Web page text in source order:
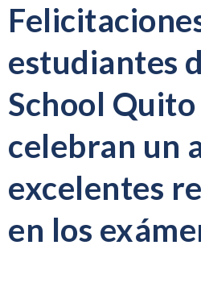
estudiantes
School
celebran un
excelentes
en los